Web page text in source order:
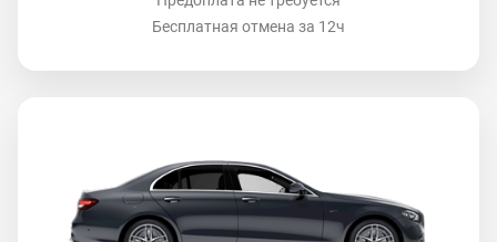
Бесплатная отмена за 12ч